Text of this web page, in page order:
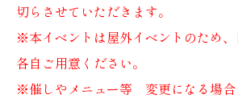
切らさせていただきます。
※本イベントは屋外イベントのため
各自ご用意ください。
※催しやメニュー等 変更になる場合